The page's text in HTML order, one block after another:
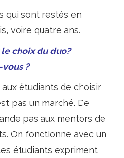
qui sont restés en
voire quatre ans.
choix du duo?
?
étudiants de choisir
pas un marché. De
pas aux mentors de
On fonctionne avec un
étudiants expriment